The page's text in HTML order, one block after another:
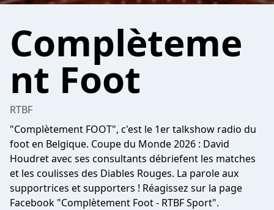
Complèteme
nt Foot
RTBF
"Complètement FOOT", c'est le 1er talkshow radio du
foot en Belgique. Coupe du Monde 2026 : David
Houdret avec ses consultants débriefent les matches
et les coulisses des Diables Rouges. La parole aux
supportrices et supporters ! Réagissez sur la page
Facebook "Complètement Foot - RTBF Sport".